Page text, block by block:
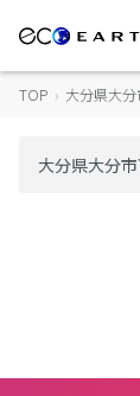
TOP › 大分県大